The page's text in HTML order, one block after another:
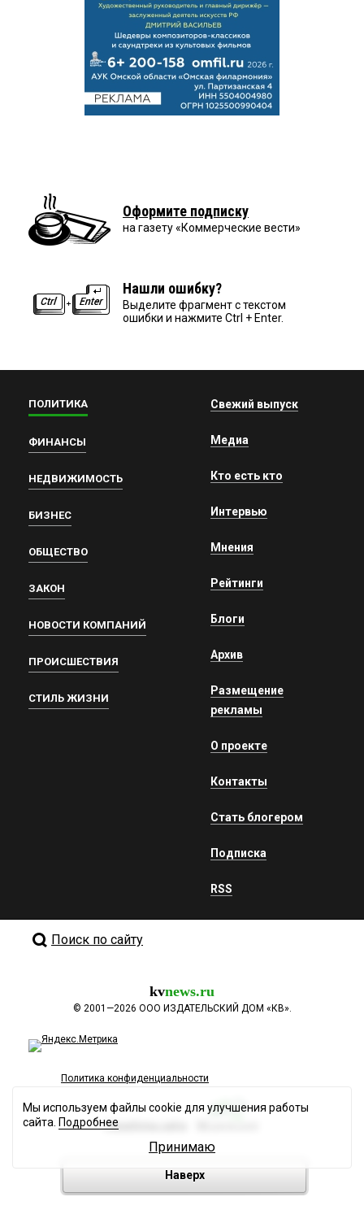
Оформите подписку
на газету «Коммерческие вести»
Нашли ошибку?
Выделите фрагмент с текстом
ошибки и нажмите Ctrl + Enter.
ПОЛИТИКА
ФИНАНСЫ
НЕДВИЖИМОСТЬ
БИЗНЕС
ОБЩЕСТВО
ЗАКОН
НОВОСТИ КОМПАНИЙ
ПРОИСШЕСТВИЯ
СТИЛЬ ЖИЗНИ
Свежий выпуск
Медиа
Кто есть кто
Интервью
Мнения
Рейтинги
Блоги
Архив
Размещение
рекламы
О проекте
Контакты
Стать блогером
Подписка
RSS
Поиск по сайту
kvnews.ru
© 2001—2026 ООО ИЗДАТЕЛЬСКИЙ ДОМ «КВ».
Политика конфиденциальности
Разработка сайта
Наверх
Мы используем файлы cookie для улучшения работы
сайта. Подробнее
Принимаю